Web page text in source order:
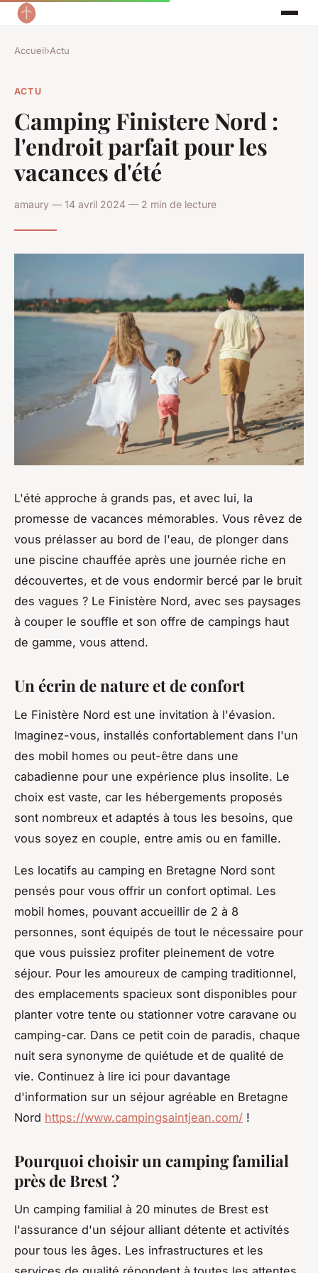
Accueil›Actu
ACTU
Camping Finistere Nord :
l'endroit parfait pour les
vacances d'été
amaury — 14 avril 2024 — 2 min de lecture
L'été approche à grands pas, et avec lui, la
promesse de vacances mémorables. Vous rêvez de
vous prélasser au bord de l'eau, de plonger dans
une piscine chauffée après une journée riche en
découvertes, et de vous endormir bercé par le bruit
des vagues ? Le Finistère Nord, avec ses paysages
à couper le souffle et son offre de campings haut
de gamme, vous attend.
Un écrin de nature et de confort
Le Finistère Nord est une invitation à l'évasion.
Imaginez-vous, installés confortablement dans l'un
des mobil homes ou peut-être dans une
cabadienne pour une expérience plus insolite. Le
choix est vaste, car les hébergements proposés
sont nombreux et adaptés à tous les besoins, que
vous soyez en couple, entre amis ou en famille.
Les locatifs au camping en Bretagne Nord sont
pensés pour vous offrir un confort optimal. Les
mobil homes, pouvant accueillir de 2 à 8
personnes, sont équipés de tout le nécessaire pour
que vous puissiez profiter pleinement de votre
séjour. Pour les amoureux de camping traditionnel,
des emplacements spacieux sont disponibles pour
planter votre tente ou stationner votre caravane ou
camping-car. Dans ce petit coin de paradis, chaque
nuit sera synonyme de quiétude et de qualité de
vie. Continuez à lire ici pour davantage
d'information sur un séjour agréable en Bretagne
Nord https://www.campingsaintjean.com/ !
Pourquoi choisir un camping familial
près de Brest ?
Un camping familial à 20 minutes de Brest est
l'assurance d'un séjour alliant détente et activités
pour tous les âges. Les infrastructures et les